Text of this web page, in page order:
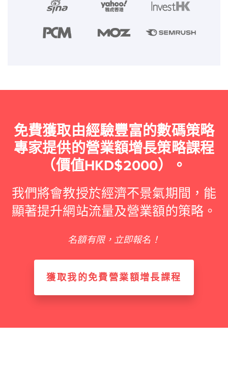
免費獲取由經驗豐富的數碼策略
專家提供的營業額增長策略課程
（價值HKD$2000）。
我們將會教授於經濟不景氣期間，能
顯著提升網站流量及營業額的策略。
名額有限，立即報名！
獲取我的免費營業額增長課程